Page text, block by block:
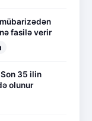
fasilə verir
Son 35 ilin
olunur